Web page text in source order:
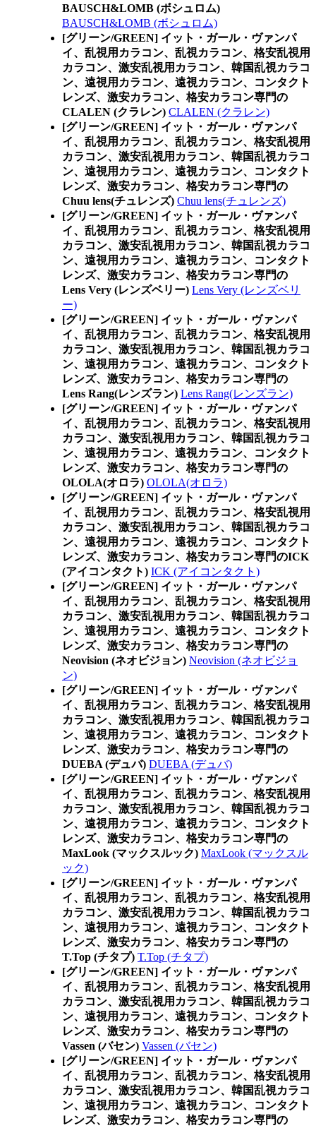
BAUSCH&LOMB (ボシュロム)
BAUSCH&LOMB (ボシュロム)
[グリーン/GREEN] イット・ガール・ヴァンパ
イ、乱視用カラコン、乱視カラコン、格安乱視用
カラコン、激安乱視用カラコン、韓国乱視カラコ
ン、遠視用カラコン、遠視カラコン、コンタクト
レンズ、激安カラコン、格安カラコン専門の
CLALEN (クラレン) CLALEN (クラレン)
[グリーン/GREEN] イット・ガール・ヴァンパ
イ、乱視用カラコン、乱視カラコン、格安乱視用
カラコン、激安乱視用カラコン、韓国乱視カラコ
ン、遠視用カラコン、遠視カラコン、コンタクト
レンズ、激安カラコン、格安カラコン専門の
Chuu lens(チュレンズ) Chuu lens(チュレンズ)
[グリーン/GREEN] イット・ガール・ヴァンパ
イ、乱視用カラコン、乱視カラコン、格安乱視用
カラコン、激安乱視用カラコン、韓国乱視カラコ
ン、遠視用カラコン、遠視カラコン、コンタクト
レンズ、激安カラコン、格安カラコン専門の
Lens Very (レンズベリー) Lens Very (レンズベリ
ー)
[グリーン/GREEN] イット・ガール・ヴァンパ
イ、乱視用カラコン、乱視カラコン、格安乱視用
カラコン、激安乱視用カラコン、韓国乱視カラコ
ン、遠視用カラコン、遠視カラコン、コンタクト
レンズ、激安カラコン、格安カラコン専門の
Lens Rang(レンズラン) Lens Rang(レンズラン)
[グリーン/GREEN] イット・ガール・ヴァンパ
イ、乱視用カラコン、乱視カラコン、格安乱視用
カラコン、激安乱視用カラコン、韓国乱視カラコ
ン、遠視用カラコン、遠視カラコン、コンタクト
レンズ、激安カラコン、格安カラコン専門の
OLOLA(オロラ) OLOLA(オロラ)
[グリーン/GREEN] イット・ガール・ヴァンパ
イ、乱視用カラコン、乱視カラコン、格安乱視用
カラコン、激安乱視用カラコン、韓国乱視カラコ
ン、遠視用カラコン、遠視カラコン、コンタクト
レンズ、激安カラコン、格安カラコン専門のICK
(アイコンタクト) ICK (アイコンタクト)
[グリーン/GREEN] イット・ガール・ヴァンパ
イ、乱視用カラコン、乱視カラコン、格安乱視用
カラコン、激安乱視用カラコン、韓国乱視カラコ
ン、遠視用カラコン、遠視カラコン、コンタクト
レンズ、激安カラコン、格安カラコン専門の
Neovision (ネオビジョン) Neovision (ネオビジョ
ン)
[グリーン/GREEN] イット・ガール・ヴァンパ
イ、乱視用カラコン、乱視カラコン、格安乱視用
カラコン、激安乱視用カラコン、韓国乱視カラコ
ン、遠視用カラコン、遠視カラコン、コンタクト
レンズ、激安カラコン、格安カラコン専門の
DUEBA (デュバ) DUEBA (デュバ)
[グリーン/GREEN] イット・ガール・ヴァンパ
イ、乱視用カラコン、乱視カラコン、格安乱視用
カラコン、激安乱視用カラコン、韓国乱視カラコ
ン、遠視用カラコン、遠視カラコン、コンタクト
レンズ、激安カラコン、格安カラコン専門の
MaxLook (マックスルック) MaxLook (マックスル
ック)
[グリーン/GREEN] イット・ガール・ヴァンパ
イ、乱視用カラコン、乱視カラコン、格安乱視用
カラコン、激安乱視用カラコン、韓国乱視カラコ
ン、遠視用カラコン、遠視カラコン、コンタクト
レンズ、激安カラコン、格安カラコン専門の
T.Top (チタプ) T.Top (チタプ)
[グリーン/GREEN] イット・ガール・ヴァンパ
イ、乱視用カラコン、乱視カラコン、格安乱視用
カラコン、激安乱視用カラコン、韓国乱視カラコ
ン、遠視用カラコン、遠視カラコン、コンタクト
レンズ、激安カラコン、格安カラコン専門の
Vassen (バセン) Vassen (バセン)
[グリーン/GREEN] イット・ガール・ヴァンパ
イ、乱視用カラコン、乱視カラコン、格安乱視用
カラコン、激安乱視用カラコン、韓国乱視カラコ
ン、遠視用カラコン、遠視カラコン、コンタクト
レンズ、激安カラコン、格安カラコン専門の